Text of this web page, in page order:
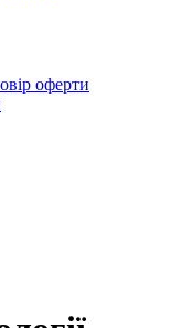
оферти